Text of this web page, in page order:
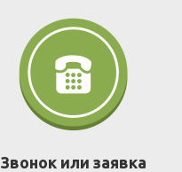
Звонок или заявка